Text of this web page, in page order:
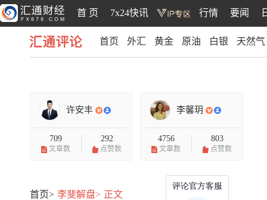
首 页 7x24快讯 行情 要闻
首页 外汇 黄金 原油 白银 天然气
许安丰
709
文章数
292
点赞数
李馨玥
4756
文章数
803
点赞数
首页> 李斐解盘> 正文